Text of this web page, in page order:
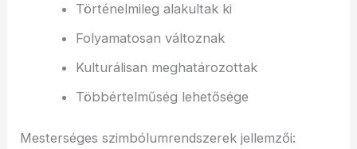
Történelmileg alakultak ki
Folyamatosan változnak
Kulturálisan meghatározottak
Többértelműség lehetősége
Mesterséges szimbólumrendszerek jellemzői: